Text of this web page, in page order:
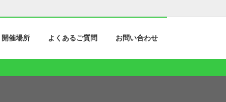
開催場所 よくあるご質問 お問い合わせ